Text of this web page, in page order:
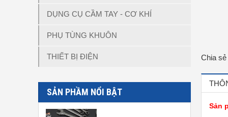
DỤNG CỤ CẦM TAY - CƠ KHÍ
PHỤ TÙNG KHUÔN
THIẾT BỊ ĐIỆN
SẢN PHẦM NỔI BẬT
Chia
Sản